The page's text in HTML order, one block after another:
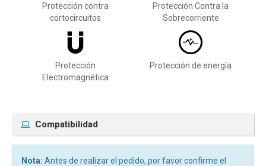
Protección contra
cortocircuitos
Protección Contra la
Sobrecorriente
Protección
Electromagnética
Protección de energía
Compatibilidad
Nota: Antes de realizar el pedido, por favor confirme el